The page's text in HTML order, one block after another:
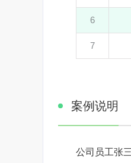
6
7
案例说明
公司员工张